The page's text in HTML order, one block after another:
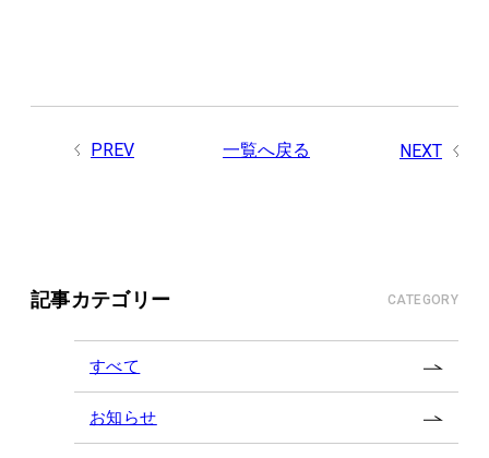
記事カテゴリー CATEGORY
すべて
お知らせ
PREV 一覧へ戻る NEXT